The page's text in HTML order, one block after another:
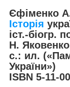
Єфіменко
Історія
іст.-біогр.
Н.
с.: ил.
України»)
ISBN 5-11-